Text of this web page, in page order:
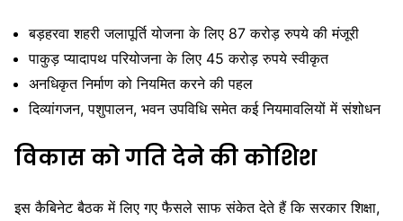
बड़हरवा शहरी जलापूर्ति योजना के लिए 87 करोड़ रुपये की मंजूरी
पाकुड़ प्यादापथ परियोजना के लिए 45 करोड़ रुपये स्वीकृत
अनधिकृत निर्माण को नियमित करने की पहल
दिव्यांगजन, पशुपालन, भवन उपविधि समेत कई नियमावलियों में संशोधन
विकास को गति देने की कोशिश
इस कैबिनेट बैठक में लिए गए फैसले साफ संकेत देते हैं कि सरकार शिक्षा,